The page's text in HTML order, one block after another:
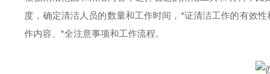
度，确定清洁人员的数量和工作时间， *证清洁工作的有效性
作内容、*全注意事项和工作流程。